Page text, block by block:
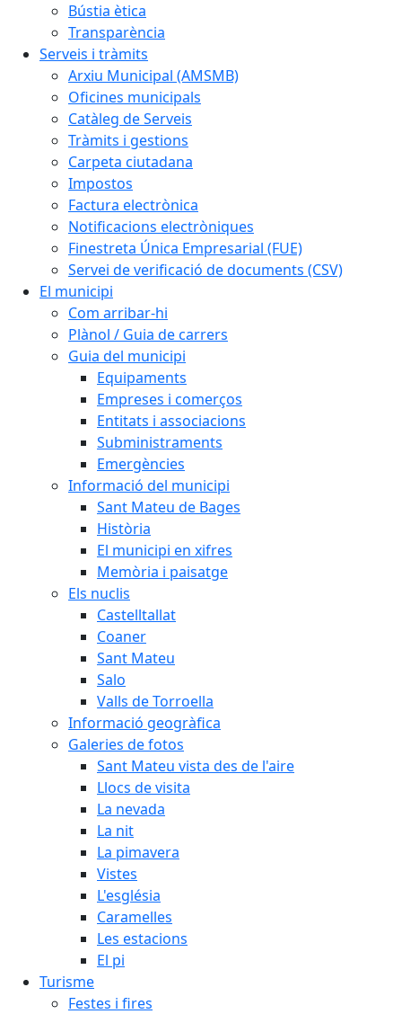
Bústia ètica
Transparència
Serveis i tràmits
Arxiu Municipal (AMSMB)
Oficines municipals
Catàleg de Serveis
Tràmits i gestions
Carpeta ciutadana
Impostos
Factura electrònica
Notificacions electròniques
Finestreta Única Empresarial (FUE)
Servei de verificació de documents (CSV)
El municipi
Com arribar-hi
Plànol / Guia de carrers
Guia del municipi
Equipaments
Empreses i comerços
Entitats i associacions
Subministraments
Emergències
Informació del municipi
Sant Mateu de Bages
Història
El municipi en xifres
Memòria i paisatge
Els nuclis
Castelltallat
Coaner
Sant Mateu
Salo
Valls de Torroella
Informació geogràfica
Galeries de fotos
Sant Mateu vista des de l'aire
Llocs de visita
La nevada
La nit
La pimavera
Vistes
L'església
Caramelles
Les estacions
El pi
Turisme
Festes i fires